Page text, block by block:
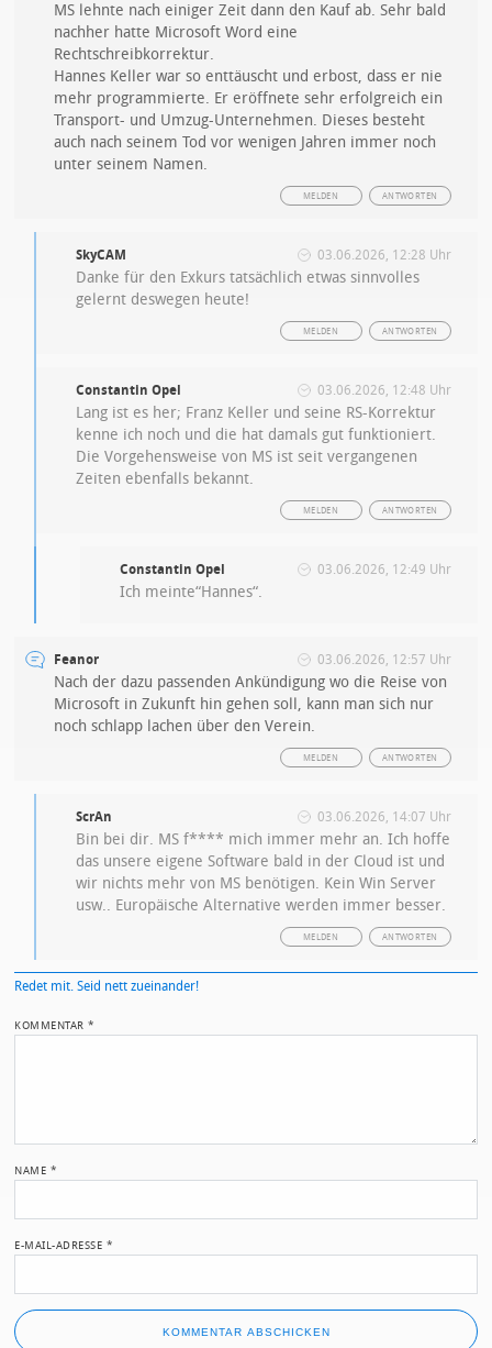
MS lehnte nach einiger Zeit dann den Kauf ab. Sehr bald
nachher hatte Microsoft Word eine
Rechtschreibkorrektur.
Hannes Keller war so enttäuscht und erbost, dass er nie
mehr programmierte. Er eröffnete sehr erfolgreich ein
Transport- und Umzug-Unternehmen. Dieses besteht
auch nach seinem Tod vor wenigen Jahren immer noch
unter seinem Namen.
ANTWORTEN
MELDEN
SkyCAM 03.06.2026, 12:28 Uhr
Danke für den Exkurs tatsächlich etwas sinnvolles
gelernt deswegen heute!
ANTWORTEN
MELDEN
Constantin Opel 03.06.2026, 12:48 Uhr
Lang ist es her; Franz Keller und seine RS-Korrektur
kenne ich noch und die hat damals gut funktioniert.
Die Vorgehensweise von MS ist seit vergangenen
Zeiten ebenfalls bekannt.
ANTWORTEN
MELDEN
Constantin Opel 03.06.2026, 12:49 Uhr
Ich meinte“Hannes“.
Feanor 03.06.2026, 12:57 Uhr
Nach der dazu passenden Ankündigung wo die Reise von
Microsoft in Zukunft hin gehen soll, kann man sich nur
noch schlapp lachen über den Verein.
ANTWORTEN
MELDEN
ScrAn 03.06.2026, 14:07 Uhr
Bin bei dir. MS f**** mich immer mehr an. Ich hoffe
das unsere eigene Software bald in der Cloud ist und
wir nichts mehr von MS benötigen. Kein Win Server
usw.. Europäische Alternative werden immer besser.
ANTWORTEN
MELDEN
Redet mit. Seid nett zueinander!
KOMMENTAR*
NAME *
E-MAIL-ADRESSE *